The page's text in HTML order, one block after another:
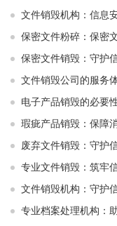
文件销毁机构：信息
保密文件粉碎：保密
保密文件销毁：守护
文件销毁公司的服务
电子产品销毁的必要
瑕疵产品销毁：保障
废弃文件销毁：守护
专业文件销毁：筑牢
文件销毁机构：守护
专业档案处理机构：